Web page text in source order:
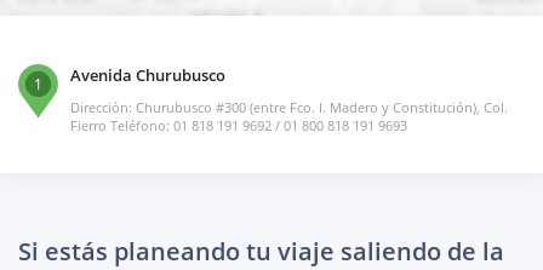
1 Avenida Churubusco
Dirección: Churubusco #300 (entre Fco. I. Madero y Constitución), Col.
Fierro Teléfono: 01 818 191 9692 / 01 800 818 191 9693
Si estás planeando tu viaje saliendo de la